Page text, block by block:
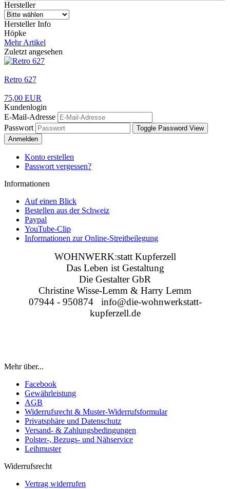
Hersteller
Hersteller Info
Höpke
Mehr Artikel
Zuletzt angesehen
Retro 627
75,00 EUR
Kundenlogin
E-Mail-Adresse
Passwort
Toggle Password View
Anmelden
Konto erstellen
Passwort vergessen?
Informationen
Auf einen Blick
Bestellen aus der Schweiz
Paypal
YouTube-Clip
Informationen zur Online-Streitbeilegung
WOHNWERK:statt Kupferzell
Das Leben ist Gestaltung
Die Gestalter GbR
Christine Wisse-Lemm & Harry Lemm
07944 - 950874 info@die-wohnwerkstatt-
kupferzell.de
Mehr über...
Facebook
Gewährleistung
AGB
Widerrufsrecht & Muster-Widerrufsformular
Privatsphäre und Datenschutz
Versand- & Zahlungsbedingungen
Polster-, Bezugs- und Nähservice
Leihmuster
Widerrufsrecht
Vertrag widerrufen